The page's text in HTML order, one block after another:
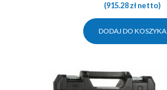
(915.28złnetto)
DODAJ DO KOSZYKA